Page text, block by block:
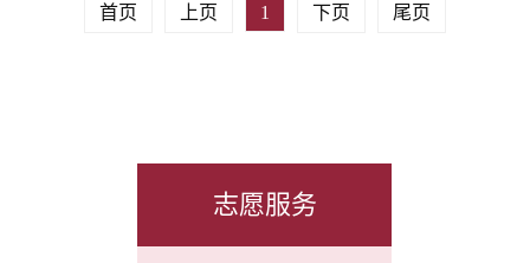
首页 上页 1 下页 尾页
志愿服务